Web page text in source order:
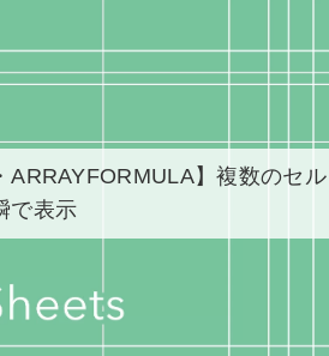
ARRAYFORMULA】複数のセル
で表示